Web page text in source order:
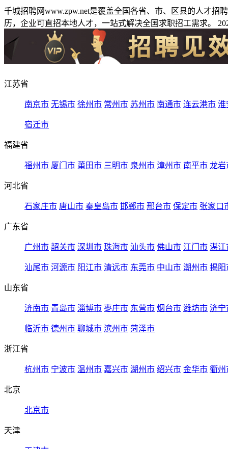
千城招聘网www.zpw.net是覆盖全国各省、市、区县的人才
历，企业可直招本地人才，一站式解决全国求职招工需求。
江苏省
南京市 无锡市 徐州市 常州市 苏州市 南通市 连云港市 淮
宿迁市
福建省
福州市 厦门市 莆田市 三明市 泉州市 漳州市 南平市 龙岩
河北省
石家庄市 唐山市 秦皇岛市 邯郸市 邢台市 保定市 张家口
广东省
广州市 韶关市 深圳市 珠海市 汕头市 佛山市 江门市 湛江
汕尾市 河源市 阳江市 清远市 东莞市 中山市 潮州市 揭阳
山东省
济南市 青岛市 淄博市 枣庄市 东营市 烟台市 潍坊市 济宁
临沂市 德州市 聊城市 滨州市 菏泽市
浙江省
杭州市 宁波市 温州市 嘉兴市 湖州市 绍兴市 金华市 衢州
北京
北京市
天津